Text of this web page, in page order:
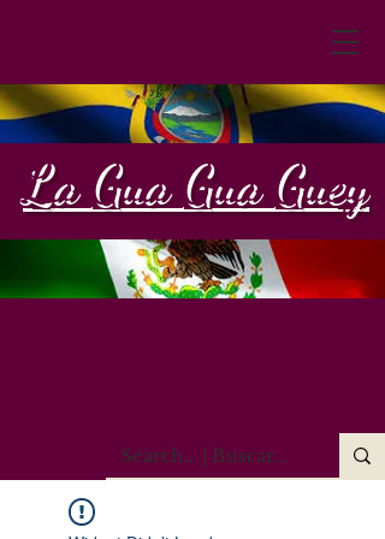
La Gua Gua Guey